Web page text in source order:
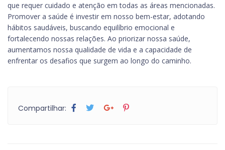
que requer cuidado e atenção em todas as áreas mencionadas.
Promover a saúde é investir em nosso bem-estar, adotando
hábitos saudáveis, buscando equilíbrio emocional e
fortalecendo nossas relações. Ao priorizar nossa saúde,
aumentamos nossa qualidade de vida e a capacidade de
enfrentar os desafios que surgem ao longo do caminho.
Compartilhar: